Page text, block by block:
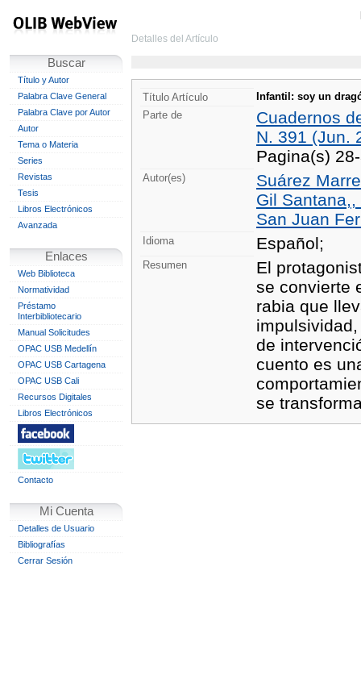
Buscar
Título y Autor
Palabra Clave General
Palabra Clave por Autor
Autor
Tema o Materia
Series
Revistas
Tesis
Libros Electrónicos
Avanzada
Enlaces
Web Biblioteca
Normatividad
Préstamo
Interbibliotecario
Manual Solicitudes
OPAC USB Medellín
OPAC USB Cartagena
OPAC USB Cali
Recursos Digitales
Libros Electrónicos
Contacto
Mi Cuenta
Detalles de Usuario
Bibliografías
Cerrar Sesión
Detalles del Artículo
Título Artículo
Infantil: soy un
Parte de
Cuadernos
N. 391 (Jun.
Pagina(s)
Autor(es)
Suárez
Gil
San Juan
Idioma Español;
Resumen
El
se convierte
rabia que
de
cuento es
se